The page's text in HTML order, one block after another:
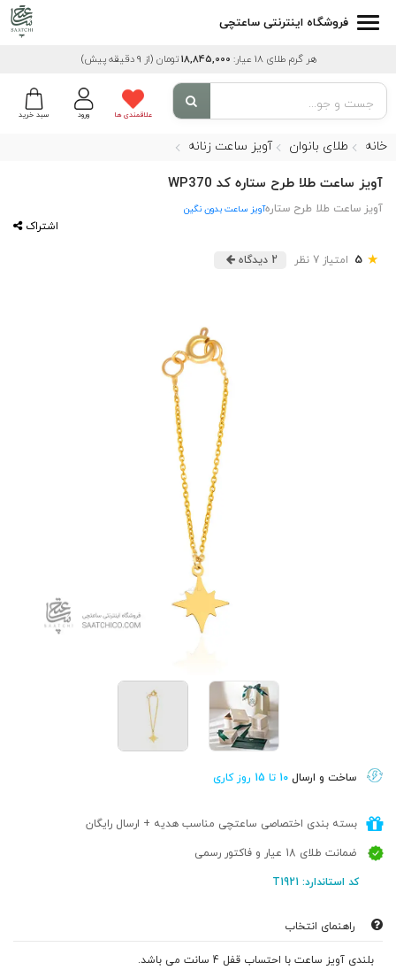
فروشگاه اینترنتی ساعتچی
هر گرم طلای 18 عیار: 18,845,000 تومان (از 9 دقیقه پیش)
سبد خرید ورود علاقمندی ها
خانه طلای بانوان آویز ساعت زنانه
آویز ساعت طلا طرح ستاره کد WP370
آویز ساعت طلا طرح ستارهآویز ساعت بدون نگین
اشتراک
★
5 امتیاز 7 نظر 2 دیدگاه
ساخت و ارسال 10 تا 15 روز کاری
بسته بندی اختصاصی ساعتچی مناسب هدیه + ارسال رایگان
ضمانت طلای 18 عیار و فاکتور رسمی
کد استاندارد: T1921
راهنمای انتخاب
بلندی آویز ساعت با احتساب قفل 4 سانت می باشد.